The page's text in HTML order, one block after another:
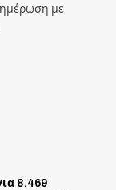
με
8.469